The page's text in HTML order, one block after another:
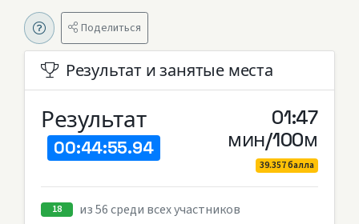
Поделиться
Результат и занятые места
Результат
00:44:55.94
01:47
мин/100м
39.357 балла
18 из 56 среди всех участников